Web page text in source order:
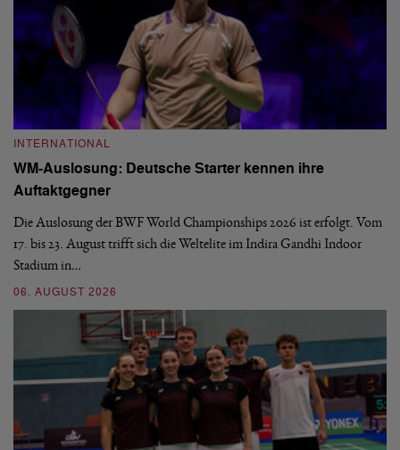
INTERNATIONAL
WM-Auslosung: Deutsche Starter kennen ihre
Auftaktgegner
Die Auslosung der BWF World Championships 2026 ist erfolgt. Vom
17. bis 23. August trifft sich die Weltelite im Indira Gandhi Indoor
Stadium in…
06. AUGUST 2026